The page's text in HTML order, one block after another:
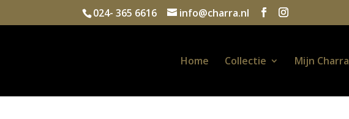
024- 365 6616 info@charra.nl
Home Collectie Mijn Charra